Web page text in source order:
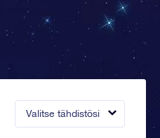
Valitse tähdistösi